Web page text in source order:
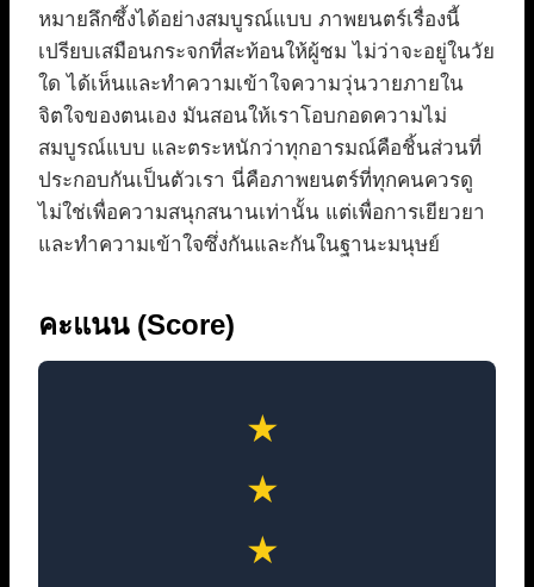
หมายลึกซึ้งได้อย่างสมบูรณ์แบบ ภาพยนตร์เรื่องนี้
เปรียบเสมือนกระจกที่สะท้อนให้ผู้ชม ไม่ว่าจะอยู่ในวัย
ใด ได้เห็นและทำความเข้าใจความวุ่นวายภายใน
จิตใจของตนเอง มันสอนให้เราโอบกอดความไม่
สมบูรณ์แบบ และตระหนักว่าทุกอารมณ์คือชิ้นส่วนที่
ประกอบกันเป็นตัวเรา นี่คือภาพยนตร์ที่ทุกคนควรดู
ไม่ใช่เพื่อความสนุกสนานเท่านั้น แต่เพื่อการเยียวยา
และทำความเข้าใจซึ่งกันและกันในฐานะมนุษย์
คะแนน (Score)
★
★
★